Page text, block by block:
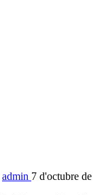
admin 7 d'octubre de